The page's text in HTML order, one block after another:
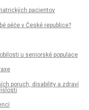
pacientov
péče v České republice?
u seniorské populace
poruch, disability a zdraví